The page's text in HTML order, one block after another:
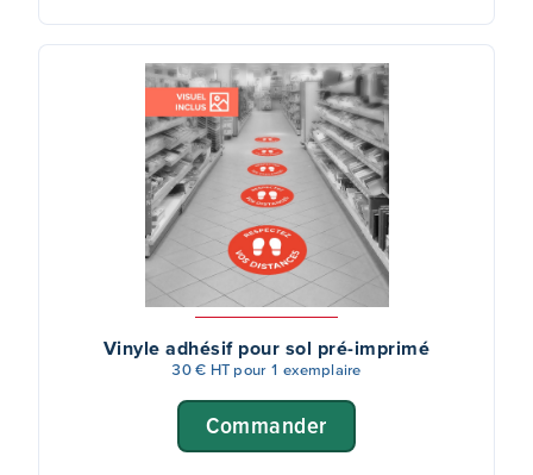
Vinyle adhésif pour sol pré-imprimé
30 € HT pour 1 exemplaire
Commander